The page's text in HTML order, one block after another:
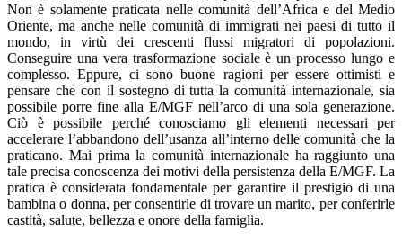
Non è solamente praticata nelle comunità dell’Africa e del Medio
Oriente, ma anche nelle comunità di immigrati nei paesi di tutto il
mondo, in virtù dei crescenti flussi migratori di popolazioni.
Conseguire una vera trasformazione sociale è un processo lungo e
complesso. Eppure, ci sono buone ragioni per essere ottimisti e
pensare che con il sostegno di tutta la comunità internazionale, sia
possibile porre fine alla E/MGF nell’arco di una sola generazione.
Ciò è possibile perché conosciamo gli elementi necessari per
accelerare l’abbandono dell’usanza all’interno delle comunità che la
praticano. Mai prima la comunità internazionale ha raggiunto una
tale precisa conoscenza dei motivi della persistenza della E/MGF. La
pratica è considerata fondamentale per garantire il prestigio di una
bambina o donna, per consentirle di trovare un marito, per conferirle
castità, salute, bellezza e onore della famiglia.